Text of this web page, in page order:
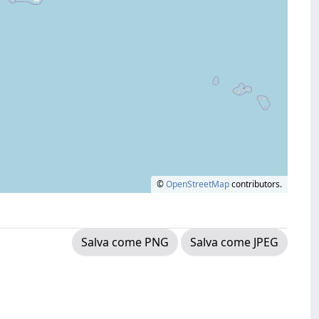
©OpenStreetMapcontributors.
Salva come PNG Salva come JPEG